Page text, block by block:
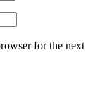
for the next